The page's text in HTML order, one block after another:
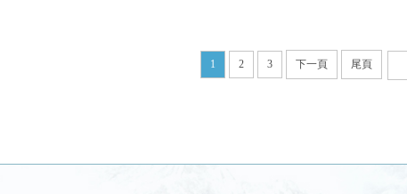
1 2 3 下一頁 尾頁